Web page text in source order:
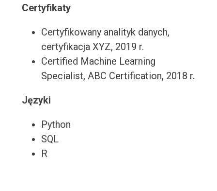
Certyfikaty
Certyfikowany analityk danych,
certyfikacja XYZ, 2019 r.
Certified Machine Learning
Specialist, ABC Certification, 2018 r.
Języki
Python
SQL
R